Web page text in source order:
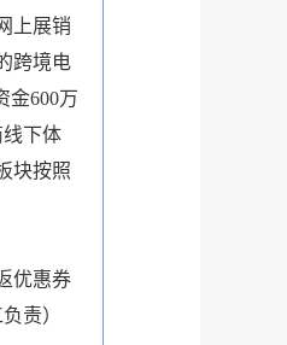
上展销
跨境电
金600万
下体
块按照
优惠券
责）